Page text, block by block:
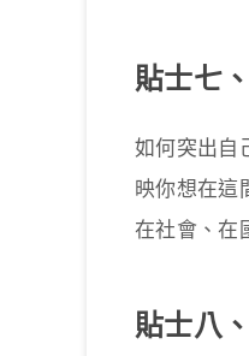
貼士七
如何突出自
映你想在這
在社會、在
貼士八